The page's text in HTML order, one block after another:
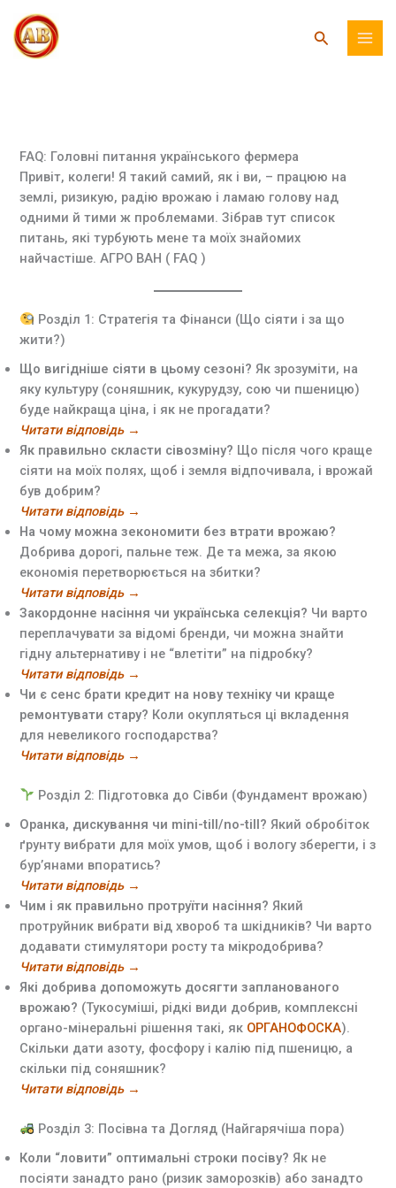
до
вмісту
Пошук
FAQ: Головні питання українського фермера
Привіт, колеги! Я такий самий, як і ви, – працюю на
землі, ризикую, радію врожаю і ламаю голову над
одними й тими ж проблемами. Зібрав тут список
питань, які турбують мене та моїх знайомих
найчастіше. АГРО ВАН ( FAQ )
Розділ 1: Стратегія та Фінанси (Що сіяти і за що
жити?)
Що вигідніше сіяти в цьому сезоні? Як зрозуміти, на
яку культуру (соняшник, кукурудзу, сою чи пшеницю)
буде найкраща ціна, і як не прогадати?
Читати відповідь →
Як правильно скласти сівозміну? Що після чого краще
сіяти на моїх полях, щоб і земля відпочивала, і врожай
був добрим?
Читати відповідь →
На чому можна зекономити без втрати врожаю?
Добрива дорогі, пальне теж. Де та межа, за якою
економія перетворюється на збитки?
Читати відповідь →
Закордонне насіння чи українська селекція? Чи варто
переплачувати за відомі бренди, чи можна знайти
гідну альтернативу і не “влетіти” на підробку?
Читати відповідь →
Чи є сенс брати кредит на нову техніку чи краще
ремонтувати стару? Коли окупляться ці вкладення
для невеликого господарства?
Читати відповідь →
Розділ 2: Підготовка до Сівби (Фундамент врожаю)
Оранка, дискування чи mini-till/no-till? Який обробіток
ґрунту вибрати для моїх умов, щоб і вологу зберегти, і з
бур’янами впоратись?
Читати відповідь →
Чим і як правильно протруїти насіння? Який
протруйник вибрати від хвороб та шкідників? Чи варто
додавати стимулятори росту та мікродобрива?
Читати відповідь →
Які добрива допоможуть досягти запланованого
врожаю? (Тукосуміші, рідкі види добрив, комплексні
органо-мінеральні рішення такі, як ОРГАНОФОСКА).
Скільки дати азоту, фосфору і калію під пшеницю, а
скільки під соняшник?
Читати відповідь →
Розділ 3: Посівна та Догляд (Найгарячіша пора)
Коли “ловити” оптимальні строки посіву? Як не
посіяти занадто рано (ризик заморозків) або занадто